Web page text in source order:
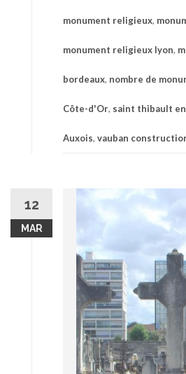
monument religieux,
monument religieux lyon,
bordeaux, nombre de
Côte-d'Or, saint thibault
Auxois, vauban
12
MAR